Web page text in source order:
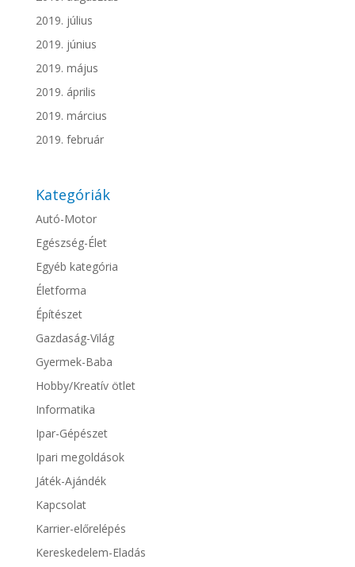
2019. július
2019. június
2019. május
2019. április
2019. március
2019. február
Kategóriák
Autó-Motor
Egészség-Élet
Egyéb kategória
Életforma
Építészet
Gazdaság-Világ
Gyermek-Baba
Hobby/Kreatív ötlet
Informatika
Ipar-Gépészet
Ipari megoldások
Játék-Ajándék
Kapcsolat
Karrier-előrelépés
Kereskedelem-Eladás